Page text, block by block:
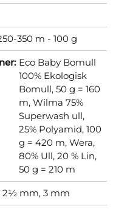
350 m - 100 g
Eco Baby Bomull
100% Ekologisk
Bomull, 50 g = 160
m, Wilma 75%
Superwash ull,
25% Polyamid, 100
g = 420 m, Wera,
80% Ull, 20 % Lin,
50 g = 210 m
2½ mm, 3 mm